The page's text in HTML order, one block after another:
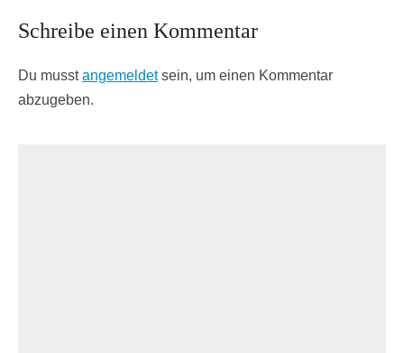
Schreibe einen Kommentar
Du musstangemeldetsein, um einen Kommentar
abzugeben.